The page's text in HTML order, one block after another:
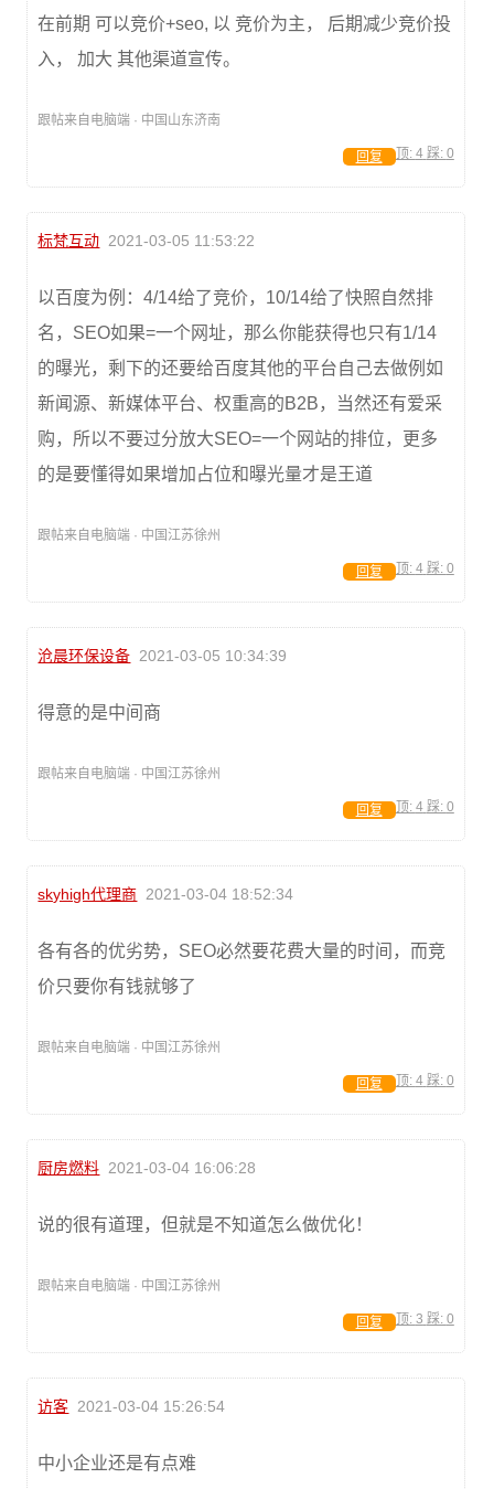
在前期 可以竞价+seo, 以 竞价为主， 后期减少竞价投
入， 加大 其他渠道宣传。
跟帖来自电脑端 · 中国山东济南
顶: 4 踩: 0
回复
标梵互动 2021-03-05 11:53:22
以百度为例：4/14给了竞价，10/14给了快照自然排
名，SEO如果=一个网址，那么你能获得也只有1/14
的曝光，剩下的还要给百度其他的平台自己去做例如
新闻源、新媒体平台、权重高的B2B，当然还有爱采
购，所以不要过分放大SEO=一个网站的排位，更多
的是要懂得如果增加占位和曝光量才是王道
跟帖来自电脑端 · 中国江苏徐州
顶: 4 踩: 0
回复
沧晨环保设备 2021-03-05 10:34:39
得意的是中间商
跟帖来自电脑端 · 中国江苏徐州
顶: 4 踩: 0
回复
skyhigh代理商 2021-03-04 18:52:34
各有各的优劣势，SEO必然要花费大量的时间，而竞
价只要你有钱就够了
跟帖来自电脑端 · 中国江苏徐州
顶: 4 踩: 0
回复
厨房燃料 2021-03-04 16:06:28
说的很有道理，但就是不知道怎么做优化！
跟帖来自电脑端 · 中国江苏徐州
顶: 3 踩: 0
回复
访客 2021-03-04 15:26:54
中小企业还是有点难